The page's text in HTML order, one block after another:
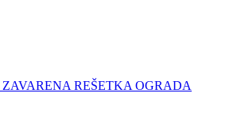
REŠETKA OGRADA